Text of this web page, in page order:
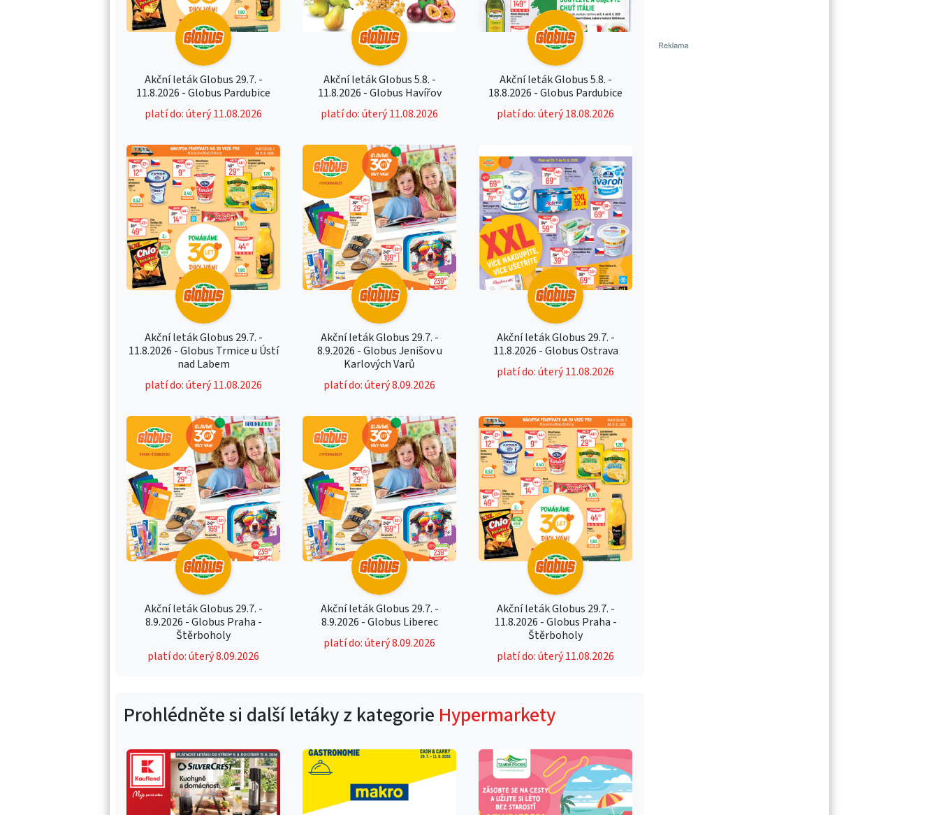
Akční leták Globus 29.7. -
11.8.2026 - Globus Pardubice
platí do: úterý 11.08.2026
Akční leták Globus 5.8. -
11.8.2026 - Globus Havířov
platí do: úterý 11.08.2026
Akční leták Globus 5.8. -
18.8.2026 - Globus Pardubice
platí do: úterý 18.08.2026
Akční leták Globus 29.7. -
11.8.2026 - Globus Trmice u Ústí
nad Labem
platí do: úterý 11.08.2026
Akční leták Globus 29.7. -
8.9.2026 - Globus Jenišov u
Karlových Varů
platí do: úterý 8.09.2026
Akční leták Globus 29.7. -
11.8.2026 - Globus Ostrava
platí do: úterý 11.08.2026
Akční leták Globus 29.7. -
8.9.2026 - Globus Praha -
Štěrboholy
platí do: úterý 8.09.2026
Akční leták Globus 29.7. -
8.9.2026 - Globus Liberec
platí do: úterý 8.09.2026
Akční leták Globus 29.7. -
11.8.2026 - Globus Praha -
Štěrboholy
platí do: úterý 11.08.2026
Prohlédněte si další letáky z kategorie Hypermarkety